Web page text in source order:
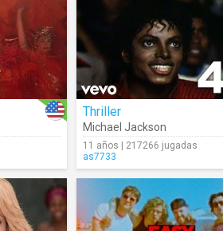
Thriller
Michael Jackson
11 años | 217266 jugadas
as7733